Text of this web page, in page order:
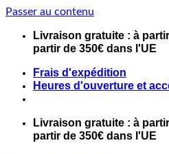
Passer au contenu
Livraison gratuite : à
partir de 350€ dans l'UE
Frais d'expédition
Heures d'ouverture et
Livraison gratuite : à
partir de 350€ dans l'UE